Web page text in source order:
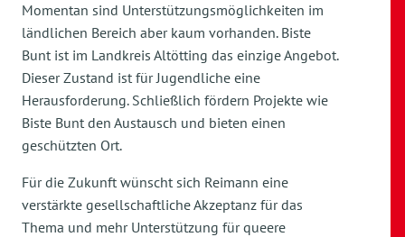
Momentan sind Unterstützungsmöglichkeiten im
ländlichen Bereich aber kaum vorhanden. Biste
Bunt ist im Landkreis Altötting das einzige Angebot.
Dieser Zustand ist für Jugendliche eine
Herausforderung. Schließlich fördern Projekte wie
Biste Bunt den Austausch und bieten einen
geschützten Ort.
Für die Zukunft wünscht sich Reimann eine
verstärkte gesellschaftliche Akzeptanz für das
Thema und mehr Unterstützung für queere